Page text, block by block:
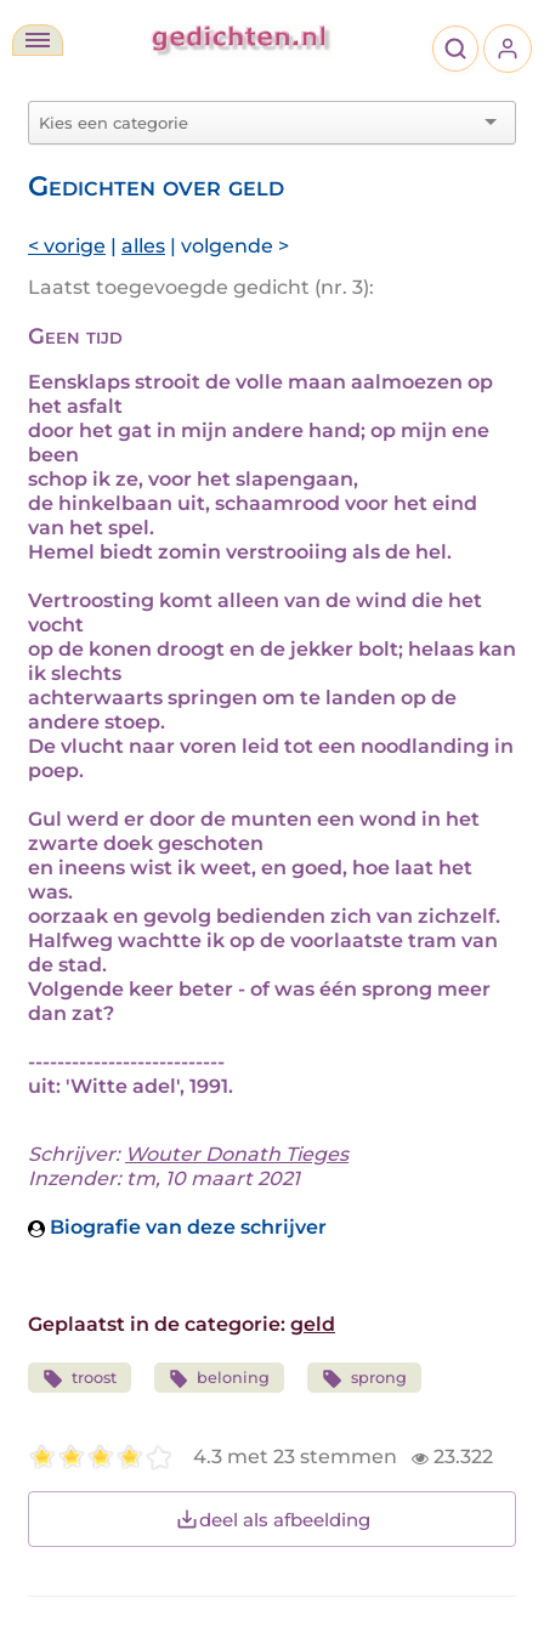
Gedichten over geld
< vorige | alles | volgende >
Laatst toegevoegde gedicht (nr. 3):
Geen tijd
Eensklaps strooit de volle maan aalmoezen op
het asfalt
door het gat in mijn andere hand; op mijn ene
been
schop ik ze, voor het slapengaan,
de hinkelbaan uit, schaamrood voor het eind
van het spel.
Hemel biedt zomin verstrooiing als de hel.
Vertroosting komt alleen van de wind die het
vocht
op de konen droogt en de jekker bolt; helaas kan
ik slechts
achterwaarts springen om te landen op de
andere stoep.
De vlucht naar voren leid tot een noodlanding in
poep.
Gul werd er door de munten een wond in het
zwarte doek geschoten
en ineens wist ik weet, en goed, hoe laat het
was.
oorzaak en gevolg bedienden zich van zichzelf.
Halfweg wachtte ik op de voorlaatste tram van
de stad.
Volgende keer beter - of was één sprong meer
dan zat?
---------------------------
uit: 'Witte adel', 1991.
Schrijver: Wouter Donath Tieges
Inzender: tm, 10 maart 2021
Biografie van deze schrijver
Geplaatst in de categorie: geld
troost beloning sprong
4.3 met 23 stemmen 23.322
deel als afbeelding